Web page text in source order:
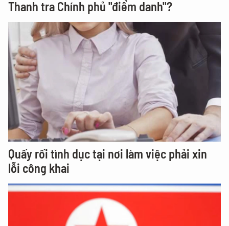
Thanh tra Chính phủ "điểm danh"?
Quấy rối tình dục tại nơi làm việc phải xin
lỗi công khai